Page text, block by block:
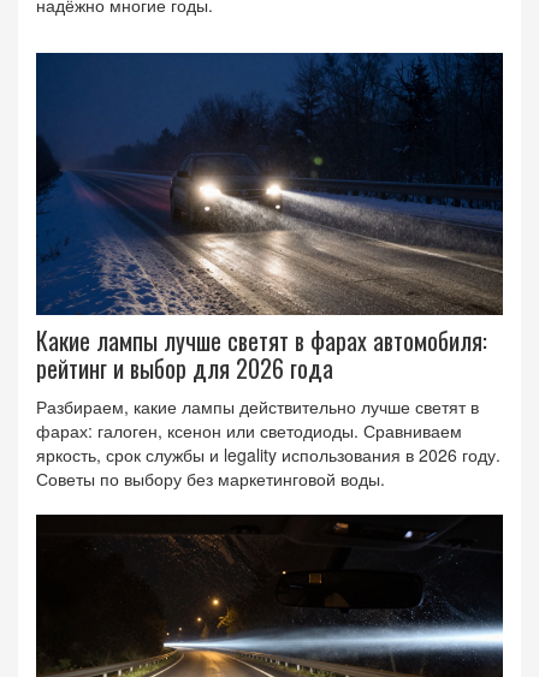
надёжно многие годы.
Какие лампы лучше светят в фарах автомобиля:
рейтинг и выбор для 2026 года
Разбираем, какие лампы действительно лучше светят в
фарах: галоген, ксенон или светодиоды. Сравниваем
яркость, срок службы и legality использования в 2026 году.
Советы по выбору без маркетинговой воды.